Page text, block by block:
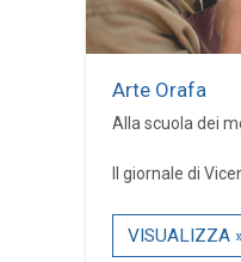
Arte Orafa
Alla scuola dei
Il giornale di
VISUALIZZA